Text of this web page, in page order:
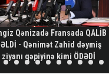
Qənizadə Fransada QALİB
- Qənimət Zahid dəymiş
ziyanı qəpiyinə kimi ÖDƏDİ